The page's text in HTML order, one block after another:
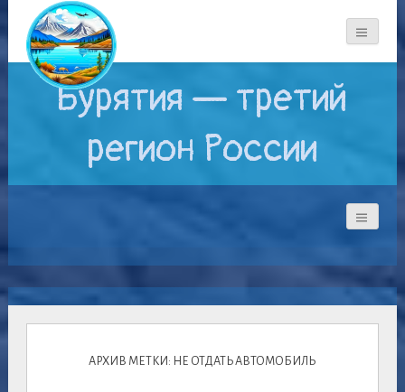
Бурятия — третий
регион России
АРХИВ МЕТКИ: НЕ ОТДАТЬ АВТОМОБИЛЬ